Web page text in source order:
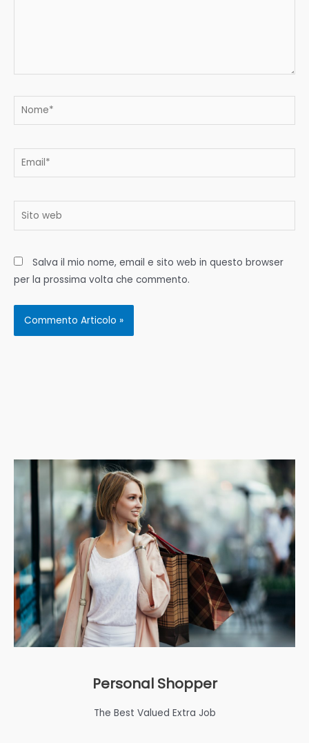
Nome*
Email*
Sito
Salva il mio nome, email e sito web in questo browser
per la prossima volta che commento.
Personal Shopper
The Best Valued Extra Job